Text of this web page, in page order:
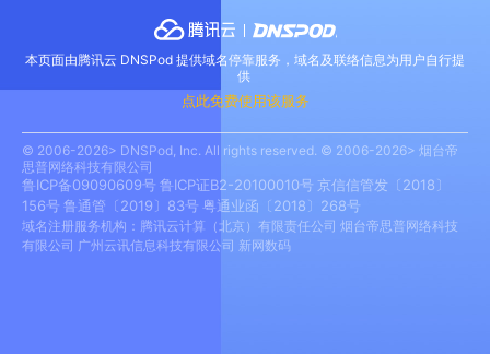
本页面由腾讯云 DNSPod 提供域名停靠服务，域名及联络信息为用户自行提
供
点此免费使用该服务
© 2006-2026> DNSPod, Inc. All rights reserved. © 2006-2026> 烟台帝
思普网络科技有限公司
鲁ICP备09090609号 鲁ICP证B2-20100010号 京信信管发〔2018〕
156号 鲁通管〔2019〕83号 粤通业函〔2018〕268号
域名注册服务机构：腾讯云计算（北京）有限责任公司 烟台帝思普网络科技
有限公司 广州云讯信息科技有限公司 新网数码